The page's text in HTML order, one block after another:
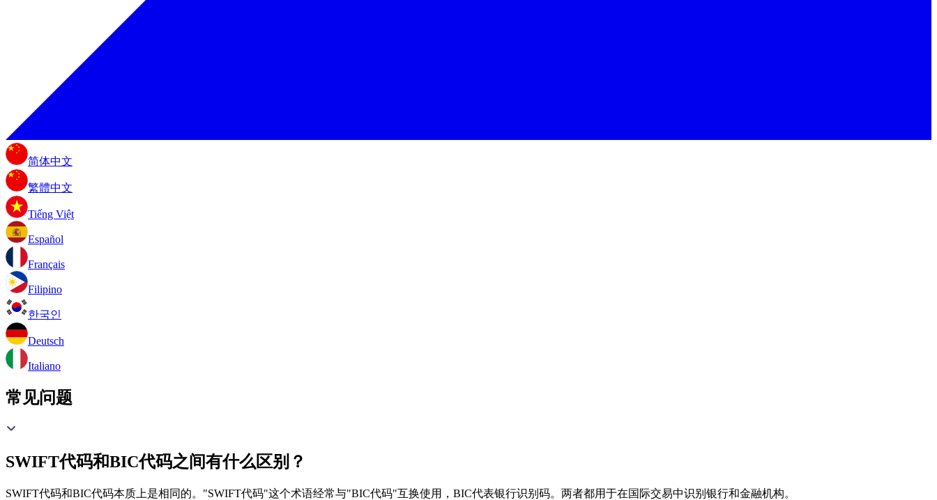
简体中文
繁體中文
Tiếng Việt
Español
Français
Filipino
한국인
Deutsch
Italiano
常见问题
SWIFT代码和BIC代码之间有什么区别？
SWIFT代码和BIC代码本质上是相同的。"SWIFT代码"这个术语经常与"BIC代码"互换使用，BIC代表银行识别码。两者都用于在国际交易中识别银行和金融机构。